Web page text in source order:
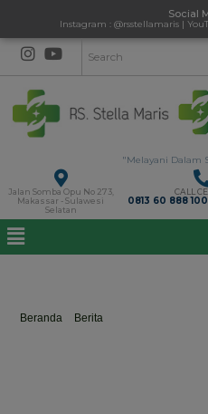
Social
Instagram : @rsstellamaris |
"Melayani Dalam
Jalan Somba Opu No 273,
Makassar - Sulawesi
Selatan
CALL
0813 60 888 100
Beranda Berita